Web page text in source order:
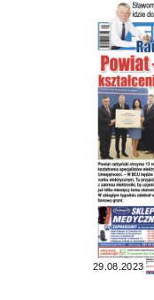
29.08.2023